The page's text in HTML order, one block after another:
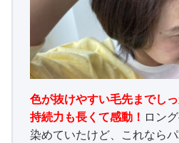
色が抜けやすい毛先までしっ
持続力も長くて感動！ ロン
染めていたけど、これなら